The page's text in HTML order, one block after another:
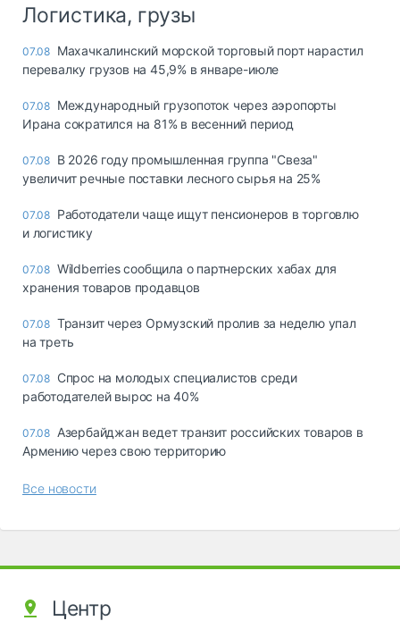
Логистика, грузы
07.08 Махачкалинский морской торговый порт нарастил
перевалку грузов на 45,9% в январе-июле
07.08 Международный грузопоток через аэропорты
Ирана сократился на 81% в весенний период
07.08 В 2026 году промышленная группа "Свеза"
увеличит речные поставки лесного сырья на 25%
07.08 Работодатели чаще ищут пенсионеров в торговлю
и логистику
07.08 Wildberries сообщила о партнерских хабах для
хранения товаров продавцов
07.08 Транзит через Ормузский пролив за неделю упал
на треть
07.08 Спрос на молодых специалистов среди
работодателей вырос на 40%
07.08 Азербайджан ведет транзит российских товаров в
Армению через свою территорию
Все новости
Центр